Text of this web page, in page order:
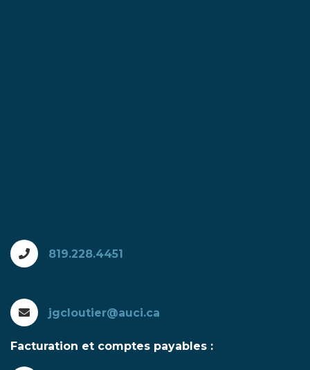
819.228.4451
jgcloutier@auci.ca
Facturation et comptes payables :